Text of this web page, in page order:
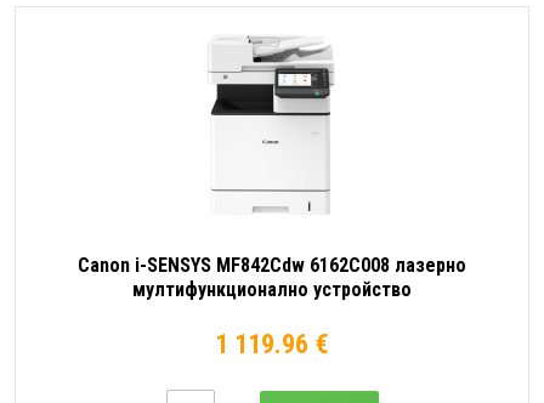
Canon i-SENSYS MF842Cdw 6162C008 лазерно
мултифункционално устройство
1 119.96 €